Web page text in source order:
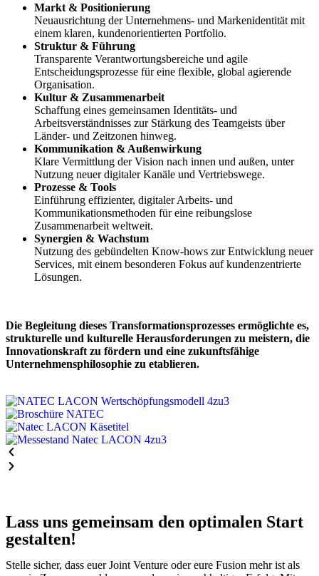
Markt & Positionierung
Neuausrichtung der Unternehmens- und Markenidentität mit
einem klaren, kundenorientierten Portfolio.
Struktur & Führung
Transparente Verantwortungsbereiche und agile
Entscheidungsprozesse für eine flexible, global agierende
Organisation.
Kultur & Zusammenarbeit
Schaffung eines gemeinsamen Identitäts- und
Arbeitsverständnisses zur Stärkung des Teamgeists über
Länder- und Zeitzonen hinweg.
Kommunikation & Außenwirkung
Klare Vermittlung der Vision nach innen und außen, unter
Nutzung neuer digitaler Kanäle und Vertriebswege.
Prozesse & Tools
Einführung effizienter, digitaler Arbeits- und
Kommunikationsmethoden für eine reibungslose
Zusammenarbeit weltweit.
Synergien & Wachstum
Nutzung des gebündelten Know-hows zur Entwicklung neuer
Services, mit einem besonderen Fokus auf kundenzentrierte
Lösungen.
Die Begleitung dieses Transformationsprozesses ermöglichte es,
strukturelle und kulturelle Herausforderungen zu meistern, die
Innovationskraft zu fördern und eine zukunftsfähige
Unternehmensphilosophie zu etablieren.
Lass uns gemeinsam den optimalen Start
gestalten!
Stelle sicher, dass euer Joint Venture oder eure Fusion mehr ist als